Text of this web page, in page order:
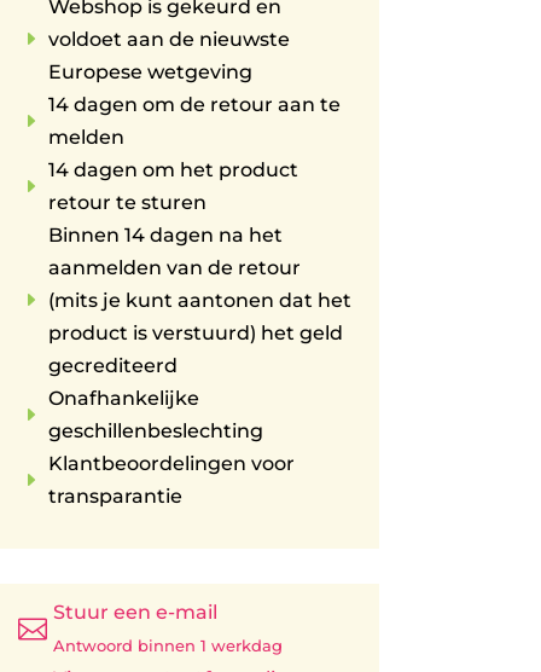
E
Webshop is gekeurd en
voldoet aan de nieuwste
Europese wetgeving
E
14 dagen om de retour aan te
melden
E
14 dagen om het product
retour te sturen
E
Binnen 14 dagen na het
aanmelden van de retour
(mits je kunt aantonen dat het
product is verstuurd) het geld
gecrediteerd
E
Onafhankelijke
geschillenbeslechting
E
Klantbeoordelingen voor
transparantie

Stuur een e-mail
Antwoord binnen 1 werkdag